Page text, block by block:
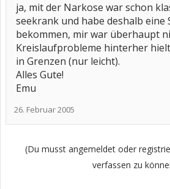
ja, mit der Narkose war schon
seekrank und habe deshalb eine
bekommen, mir war überhaupt
Kreislaufprobleme hinterher
in Grenzen (nur leicht).
Alles Gute!
Emu
26. Februar 2005
(Du musst angemeldet oder
verfassen zu